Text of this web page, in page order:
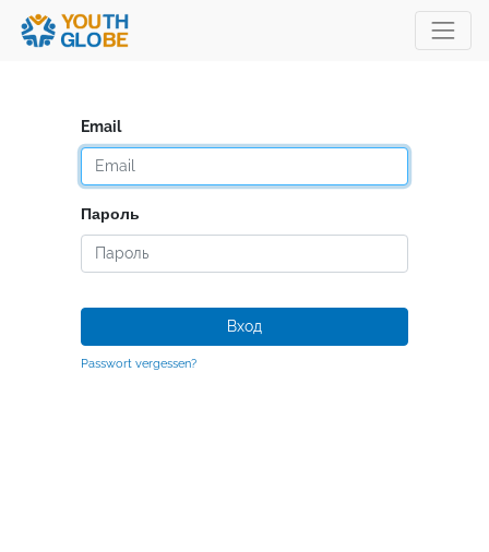
Email
Пароль
Вход
Passwort vergessen?